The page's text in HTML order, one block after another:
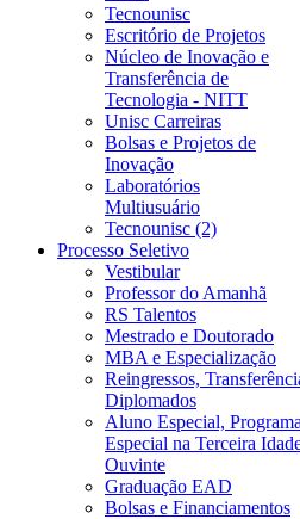
Tecnounisc
Escritório de Projetos
Núcleo de Inovação e
Transferência de
Tecnologia - NITT
Unisc Carreiras
Bolsas e Projetos de
Inovação
Laboratórios
Multiusuário
Tecnounisc (2)
Processo Seletivo
Vestibular
Professor do Amanhã
RS Talentos
Mestrado e Doutorado
MBA e Especialização
Reingressos,
Diplomados
Aluno Especial,
Especial na Terceira
Ouvinte
Graduação EAD
Bolsas e Financiamentos